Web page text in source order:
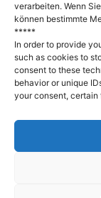
verarbeiten. Wenn
können bestimmte
*****
In order to provide
such as cookies to
consent to these
behavior or unique
your consent,